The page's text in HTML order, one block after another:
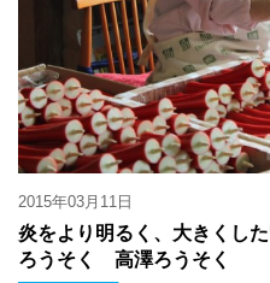
2015年03月11日
炎をより明るく、大きくし
ろうそく 高澤ろうそく